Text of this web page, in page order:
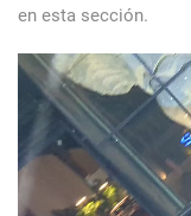
en esta sección.